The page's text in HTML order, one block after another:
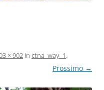
× 902 in ctna_way_1.
Prossimo →